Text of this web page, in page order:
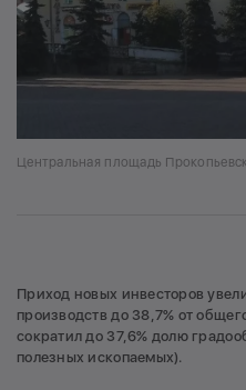
Центральная площадь
Приход новых инвесторов
производств до 38,7% от
сократил до 37,6% долю
полезных ископаемых).